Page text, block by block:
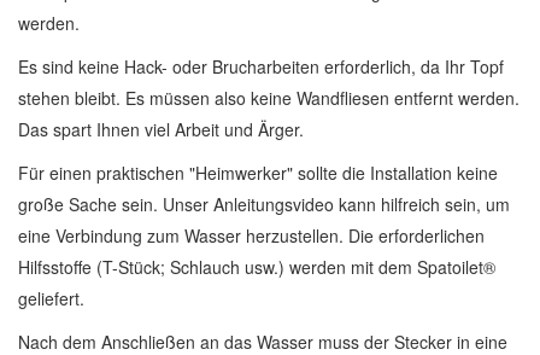
werden.
Es sind keine Hack- oder Brucharbeiten erforderlich, da Ihr Topf
stehen bleibt. Es müssen also keine Wandfliesen entfernt werden.
Das spart Ihnen viel Arbeit und Ärger.
Für einen praktischen "Heimwerker" sollte die Installation keine
große Sache sein. Unser Anleitungsvideo kann hilfreich sein, um
eine Verbindung zum Wasser herzustellen. Die erforderlichen
Hilfsstoffe (T-Stück; Schlauch usw.) werden mit dem Spatoilet®
geliefert.
Nach dem Anschließen an das Wasser muss der Stecker in eine